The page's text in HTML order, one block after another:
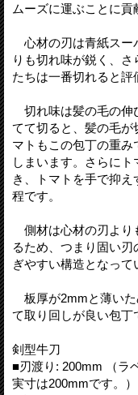
ムーズに運ぶことに貢
心材の刃は青紙スー
りも切れ味が鋭く、
たちは一番切れると評
切れ味は髪の毛の伸
てて切ると、髪の毛が
マトもこの包丁の重
しまいます。さらに
き、トマトを手で抑
程です。
側材は心材の刃より
るため、つまり固い
ぎやすい構造となって
板厚が2mmと薄いた
て取り回しが良い包丁
剣型牛刀
■刃渡り: 200mm （ラ
実寸は200mmです。）